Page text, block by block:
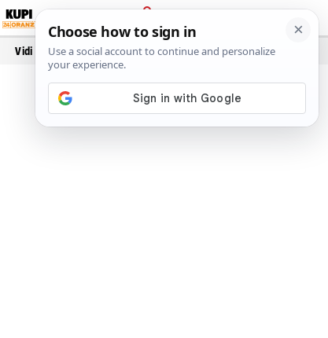
PRIJAVA
Vidi još…